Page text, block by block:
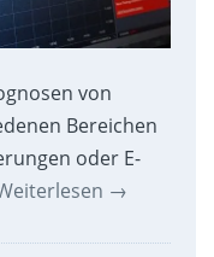
von
Bereichen
oder E-
→